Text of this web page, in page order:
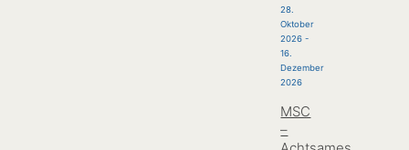
28.
Oktober
2026 -
16.
Dezember
2026
MSC
–